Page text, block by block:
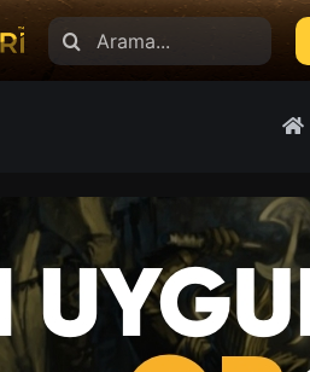
Search
for: